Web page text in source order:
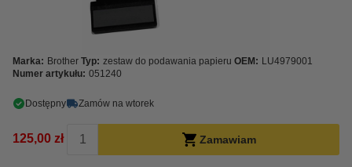
Marka: Brother Typ: zestaw do podawania papieru OEM: LU4979001
Numer artykułu: 051240
Dostępny Zamów na wtorek
125,00 zł Zamawiam